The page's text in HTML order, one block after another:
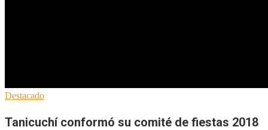
Destacado
Tanicuchí conformó su comité de fiestas 2018